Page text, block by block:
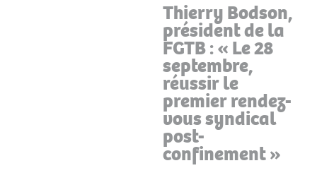
Thierry Bodson,
président de la
FGTB : « Le 28
septembre,
réussir le
premier rendez-
vous syndical
post-
confinement »